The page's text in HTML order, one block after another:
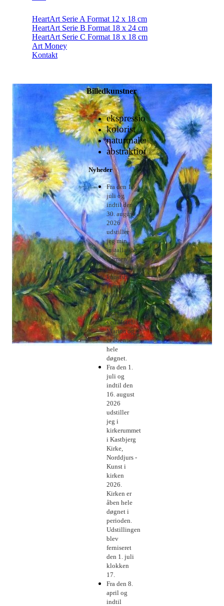
HeartArt Serie A Format 12 x 18 cm
HeartArt Serie B Format 18 x 24 cm
HeartArt Serie C Format 18 x 18 cm
Art Money
Kontakt
Billedkunstner
ekspressionist
kolorist
naturmaleri
abstraktioner
Nyheder
Fra den 19.
juli og
indtil den
30. august
2026
udstiller
jeg min
installation
"Ormen"
på
kunststien
i Grenå
Plantage.
Stien
begynder
ved Hotel
Marina og
er åben
hele
døgnet.
Fra den 1.
juli og
indtil den
16. august
2026
udstiller
jeg i
kirkerummet
i Kastbjerg
Kirke,
Norddjurs -
Kunst i
kirken
2026.
Kirken er
åben hele
døgnet i
perioden.
Udstillingen
blev
ferniseret
den 1. juli
klokken
17.
Fra den 8.
april og
indtil